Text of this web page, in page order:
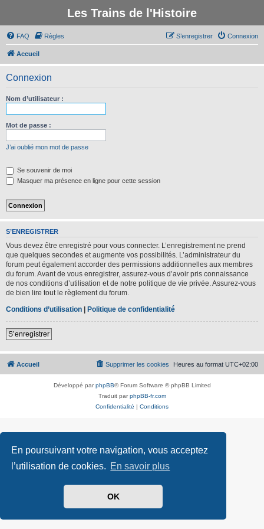
En poursuivant votre navigation, vous acceptez
l’utilisation de cookies. En savoir plus
OK
Les Trains de l'Histoire
FAQ Règles Connexion
S’enregistrer
Accueil
Connexion
Nom d’utilisateur :
Mot de passe :
J’ai oublié mon mot de passe
Se souvenir de moi
Masquer ma présence en ligne pour cette session
S’ENREGISTRER
Vous devez être enregistré pour vous connecter. L’enregistrement ne prend
que quelques secondes et augmente vos possibilités. L’administrateur du
forum peut également accorder des permissions additionnelles aux membres
du forum. Avant de vous enregistrer, assurez-vous d’avoir pris connaissance
de nos conditions d’utilisation et de notre politique de vie privée. Assurez-vous
de bien lire tout le règlement du forum.
Conditions d’utilisation | Politique de confidentialité
S’enregistrer
Accueil Heures au format UTC+02:00
Supprimer les cookies
Développé parphpBB® Forum Software © phpBB Limited
Traduit parphpBB-fr.com
Confidentialité | Conditions